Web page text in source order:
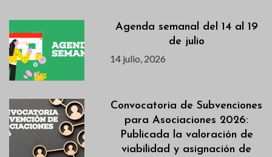
Agenda semanal del 14 al 19
de julio
14 julio, 2026
Convocatoria de Subvenciones
para Asociaciones 2026:
Publicada la valoración de
viabilidad y asignación de